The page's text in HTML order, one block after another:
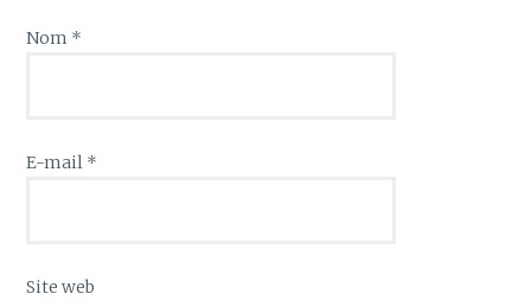
Nom *
E-mail *
Site web